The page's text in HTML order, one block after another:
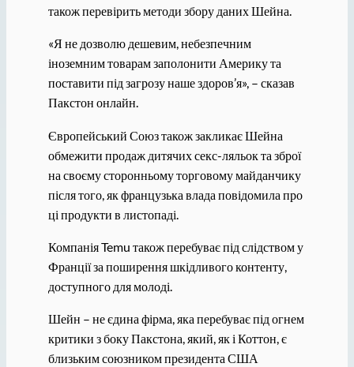
також перевірить методи збору даних Шейна.
«Я не дозволю дешевим, небезпечним
іноземним товарам заполонити Америку та
поставити під загрозу наше здоров’я», – сказав
Пакстон онлайн.
Європейський Союз також закликає Шейна
обмежити продаж дитячих секс-ляльок та зброї
на своєму сторонньому торговому майданчику
після того, як французька влада повідомила про
ці продукти в листопаді.
Компанія Temu також перебуває під слідством у
Франції за поширення шкідливого контенту,
доступного для молоді.
Шейн – не єдина фірма, яка перебуває під огнем
критики з боку Пакстона, який, як і Коттон, є
близьким союзником президента США